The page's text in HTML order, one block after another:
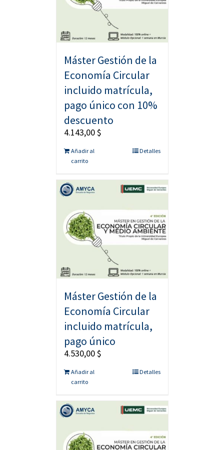
Máster Gestión de la
Economía Circular
incluido matrícula,
pago único con 10%
descuento
4.143,00$
Añadir al
carrito
Detalles
Máster Gestión de la
Economía Circular
incluido matrícula,
pago único
4.530,00$
Añadir al
carrito
Detalles